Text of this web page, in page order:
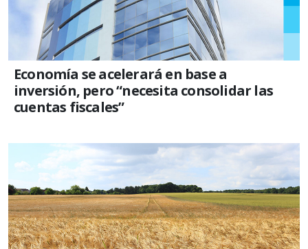
Economía se acelerará en base a
inversión, pero “necesita consolidar las
cuentas fiscales”